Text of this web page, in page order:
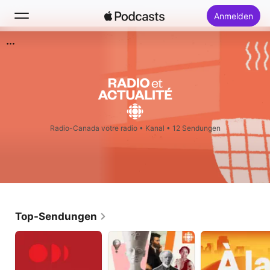
Anmelden
Radio-Canada votre radio • Kanal • 12 Sendungen
Top-Sendungen